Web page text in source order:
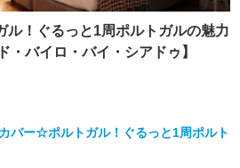
！ぐるっと1周ポルトガルの魅力
・バイロ・バイ・シアドゥ】
バー☆ポルトガル！ぐるっと1周ポルト